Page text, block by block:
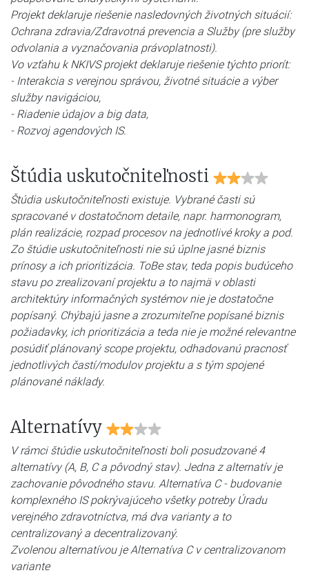
Projekt deklaruje riešenie nasledovných životných situácií:
Ochrana zdravia/Zdravotná prevencia a Služby (pre služby
odvolania a vyznačovania právoplatnosti).
Vo vzťahu k NKIVS projekt deklaruje riešenie týchto priorít:
- Interakcia s verejnou správou, životné situácie a výber
služby navigáciou,
- Riadenie údajov a big data,
- Rozvoj agendových IS.
Štúdia uskutočniteľnosti
Štúdia uskutočniteľnosti existuje. Vybrané časti sú
spracované v dostatočnom detaile, napr. harmonogram,
plán realizácie, rozpad procesov na jednotlivé kroky a pod.
Zo štúdie uskutočniteľnosti nie sú úplne jasné biznis
prínosy a ich prioritizácia. ToBe stav, teda popis budúceho
stavu po zrealizovaní projektu a to najmä v oblasti
architektúry informačných systémov nie je dostatočne
popísaný. Chýbajú jasne a zrozumiteľne popísané biznis
požiadavky, ich prioritizácia a teda nie je možné relevantne
posúdiť plánovaný scope projektu, odhadovanú pracnosť
jednotlivých častí/modulov projektu a s tým spojené
plánované náklady.
Alternatívy
V rámci štúdie uskutočniteľnosti boli posudzované 4
alternatívy (A, B, C a pôvodný stav). Jedna z alternatív je
zachovanie pôvodného stavu. Alternatíva C - budovanie
komplexného IS pokrývajúceho všetky potreby Úradu
verejného zdravotníctva, má dva varianty a to
centralizovaný a decentralizovaný.
Zvolenou alternatívou je Alternatíva C v centralizovanom
variante